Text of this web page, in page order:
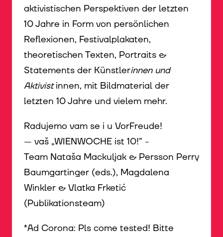
aktivistischen Perspektiven der letzten
10 Jahre in Form von persönlichen
Reflexionen, Festivalplakaten,
theoretischen Texten, Portraits &
Statements der Künstlerinnen und
Aktivistinnen, mit Bildmaterial der
letzten 10 Jahre und vielem mehr.
Radujemo vam se i u VorFreude!
— vaš „WIENWOCHE ist 10!” -
Team Nataša Mackuljak & Persson Perry
Baumgartinger (eds.), Magdalena
Winkler & Vlatka Frketić
(Publikationsteam)
*Ad Corona: Pls come tested! Bitte